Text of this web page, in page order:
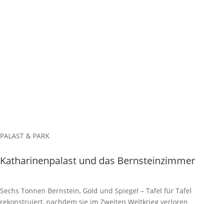
PALAST & PARK
Katharinenpalast und das Bernsteinzimmer
Sechs Tonnen Bernstein, Gold und Spiegel – Tafel für Tafel
rekonstruiert, nachdem sie im Zweiten Weltkrieg verloren